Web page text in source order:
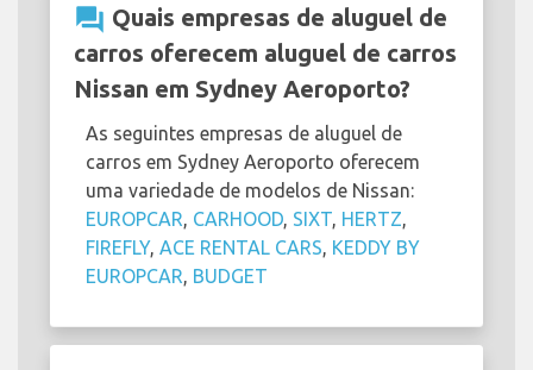
question_answer Quais empresas de aluguel de
carros oferecem aluguel de carros
Nissan em Sydney Aeroporto?
As seguintes empresas de aluguel de
carros em Sydney Aeroporto oferecem
uma variedade de modelos de Nissan:
EUROPCAR, CARHOOD, SIXT, HERTZ,
FIREFLY, ACE RENTAL CARS, KEDDY BY
EUROPCAR, BUDGET